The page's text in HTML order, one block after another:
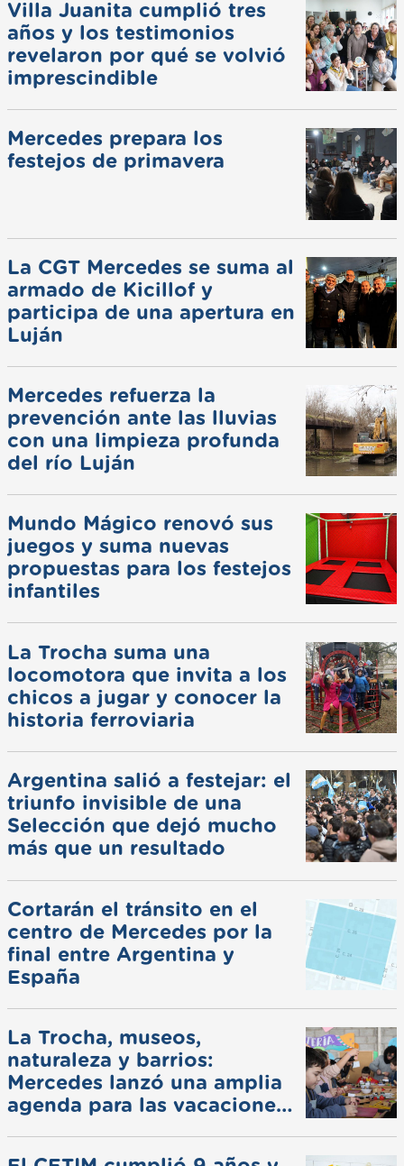
Villa Juanita cumplió tres
años y los testimonios
revelaron por qué se volvió
imprescindible
Mercedes prepara los
festejos de primavera
La CGT Mercedes se suma al
armado de Kicillof y
participa de una apertura en
Luján
Mercedes refuerza la
prevención ante las lluvias
con una limpieza profunda
del río Luján
Mundo Mágico renovó sus
juegos y suma nuevas
propuestas para los festejos
infantiles
La Trocha suma una
locomotora que invita a los
chicos a jugar y conocer la
historia ferroviaria
Argentina salió a festejar: el
triunfo invisible de una
Selección que dejó mucho
más que un resultado
Cortarán el tránsito en el
centro de Mercedes por la
final entre Argentina y
España
La Trocha, museos,
naturaleza y barrios:
Mercedes lanzó una amplia
agenda para las vacaciones